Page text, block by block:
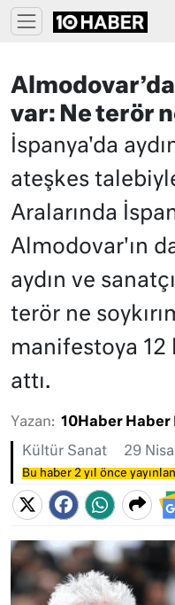
var: Ne terör
İspanya'da
ateşkes
Aralarında
Almodovar'ın
aydın ve
terör ne
manifestoya 12
attı.
Yazan: 10Haber Haber
Kültür Sanat 29
Bu haber 2 yıl önce